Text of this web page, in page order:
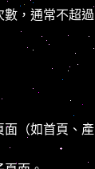
，通常不超
（如首頁、